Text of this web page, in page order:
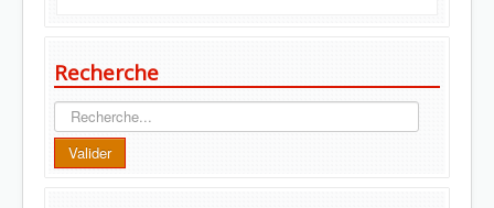
Recherche
Recherche
Valider